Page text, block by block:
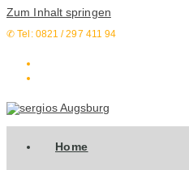
Zum Inhalt springen
✆ Tel: 0821 / 297 411 94
Home